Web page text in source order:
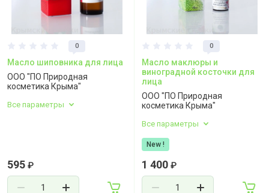
0
Масло шиповника для лица
ООО "ПО Природная
косметика Крыма"
Все параметры
595 ₽
0
Масло маклюры и
виноградной косточки для
лица
ООО "ПО Природная
косметика Крыма"
Все параметры
New !
1 400 ₽